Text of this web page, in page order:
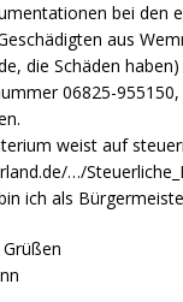
bei den
aus
die Schäden
06825-
weist auf
…/
ich als